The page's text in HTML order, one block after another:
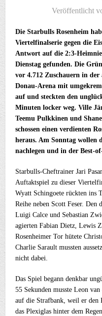
Veröffentlicht
Die Starbulls Rosenheim
Viertelfinalserie gegen die
Antwort auf die 2:3-
Dienstag gefunden. Die
vor 4.712 Zuschauern in der
Donau-Arena mit
auf und steckten den
Minuten locker weg. Ville
Teemu Pulkkinen und
schossen einen verdienten
heraus. Am Sonntag wollen
nachlegen und in der Best-
Starbulls-Cheftrainer Jari
Auftaktspiel zu dieser
Wyatt Schingoete rückten ins
Reihe neben Scott Feser.
Luigi Calce und Sebastian
agierten Fabian Dietz, Lewis
Rosenheimer Tor hütete
Charlie Sarault mussten
nicht dabei.
Das Spiel begann denkbar
55 Sekunden musste Leon
auf die Strafbank, weil er den
das Plexiglas hinter dem